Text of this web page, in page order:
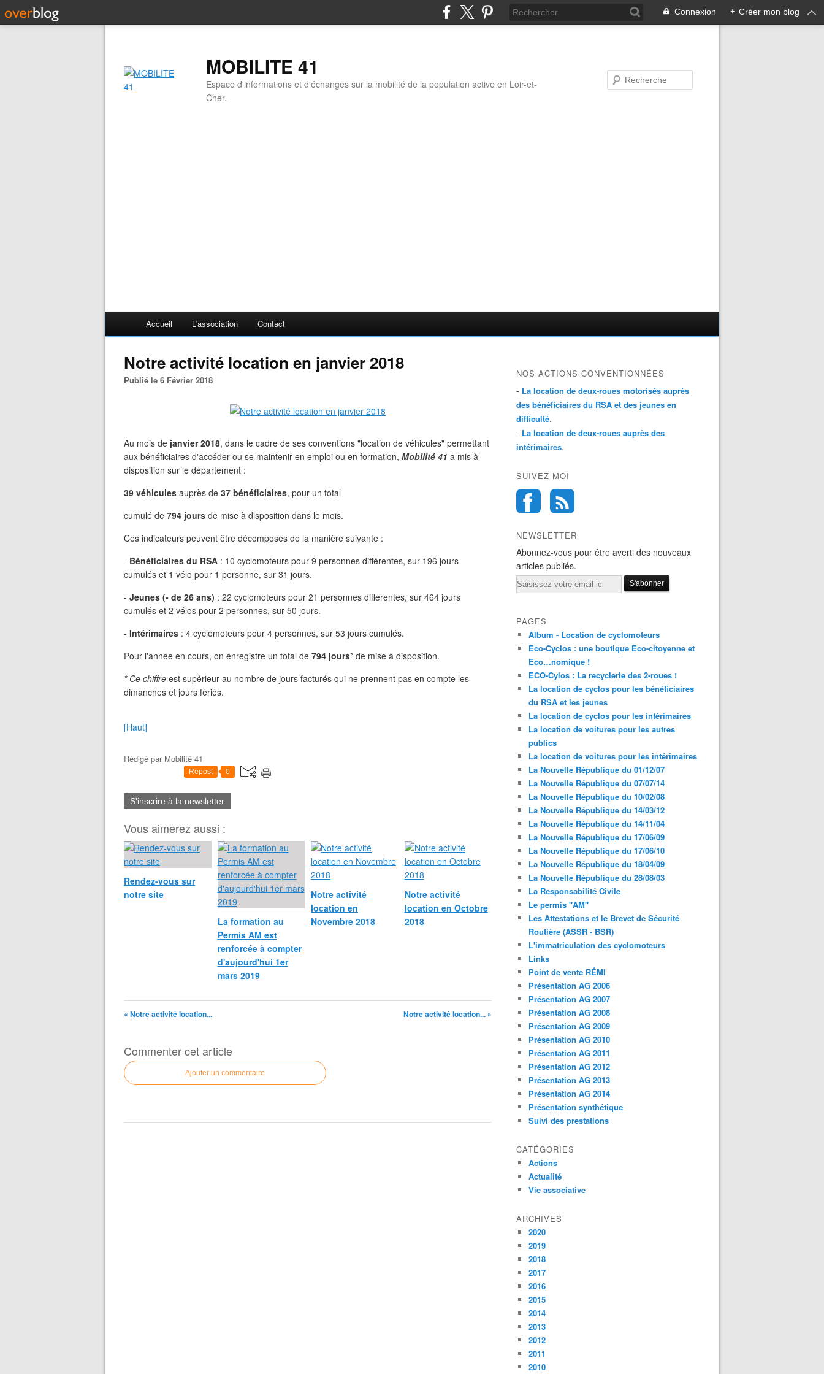
Connexion + Créer mon blog
MOBILITE 41
Espace d'informations et d'échanges sur la mobilité de la population active en Loir-et-
Cher.
Accueil L'association Contact
Notre activité location en janvier 2018
Publié le 6 Février 2018
Au mois de janvier 2018, dans le cadre de ses conventions "location de véhicules" permettant
aux bénéficiaires d'accéder ou se maintenir en emploi ou en formation, Mobilité 41 a mis à
disposition sur le département :
39 véhicules auprès de 37 bénéficiaires, pour un total
cumulé de 794 jours de mise à disposition dans le mois.
Ces indicateurs peuvent être décomposés de la manière suivante :
- Bénéficiaires du RSA : 10 cyclomoteurs pour 9 personnes différentes, sur 196 jours
cumulés et 1 vélo pour 1 personne, sur 31 jours.
- Jeunes (- de 26 ans) : 22 cyclomoteurs pour 21 personnes différentes, sur 464 jours
cumulés et 2 vélos pour 2 personnes, sur 50 jours.
- Intérimaires : 4 cyclomoteurs pour 4 personnes, sur 53 jours cumulés.
Pour l'année en cours, on enregistre un total de 794 jours* de mise à disposition.
* Ce chiffre est supérieur au nombre de jours facturés qui ne prennent pas en compte les
dimanches et jours fériés.
[Haut]
Rédigé par Mobilité 41
Repost 0
S'inscrire à la newsletter
Vous aimerez aussi :
Rendez-vous sur
notre site
La formation au
Permis AM est
renforcée à compter
d'aujourd'hui 1er
mars 2019
Notre activité
location en
Novembre 2018
Notre activité
location en Octobre
2018
« Notre activité location... Notre activité location... »
Commenter cet article
Ajouter un commentaire
NOS ACTIONS CONVENTIONNÉES
- La location de deux-roues motorisés auprès
des bénéficiaires du RSA et des jeunes en
difficulté.
- La location de deux-roues auprès des
intérimaires.
SUIVEZ-MOI
NEWSLETTER
Abonnez-vous pour être averti des nouveaux
articles publiés.
Email
PAGES
Album - Location de cyclomoteurs
Eco-Cyclos : une boutique Eco-citoyenne et
Eco…nomique !
ECO-Cylos : La recyclerie des 2-roues !
La location de cyclos pour les bénéficiaires
du RSA et les jeunes
La location de cyclos pour les intérimaires
La location de voitures pour les autres
publics
La location de voitures pour les intérimaires
La Nouvelle République du 01/12/07
La Nouvelle République du 07/07/14
La Nouvelle République du 10/02/08
La Nouvelle République du 14/03/12
La Nouvelle République du 14/11/04
La Nouvelle République du 17/06/09
La Nouvelle République du 17/06/10
La Nouvelle République du 18/04/09
La Nouvelle République du 28/08/03
La Responsabilité Civile
Le permis "AM"
Les Attestations et le Brevet de Sécurité
Routière (ASSR - BSR)
L'immatriculation des cyclomoteurs
Links
Point de vente RÉMI
Présentation AG 2006
Présentation AG 2007
Présentation AG 2008
Présentation AG 2009
Présentation AG 2010
Présentation AG 2011
Présentation AG 2012
Présentation AG 2013
Présentation AG 2014
Présentation synthétique
Suivi des prestations
CATÉGORIES
Actions
Actualité
Vie associative
ARCHIVES
2020
2019
2018
2017
2016
2015
2014
2013
2012
2011
2010